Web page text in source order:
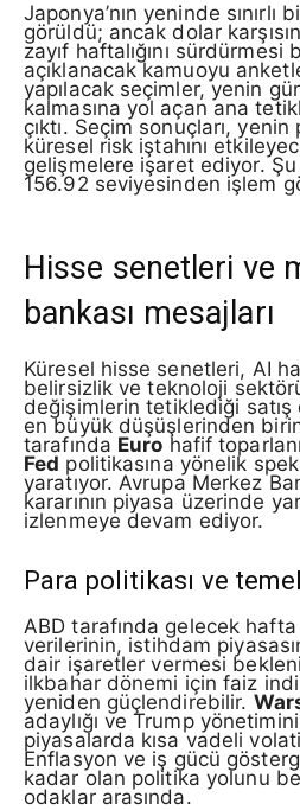
Japonya’nın yeninde sınırlı
görüldü; ancak dolar
zayıf haftalığını sürdürmesi
açıklanacak kamuoyu
yapılacak seçimler, yenin
kalmasına yol açan ana
çıktı. Seçim sonuçları,
küresel risk iştahını
gelişmelere işaret ediyor.
156.92 seviyesinden işlem
Hisse senetleri ve
bankası mesajları
Küresel hisse senetleri, AI
belirsizlik ve teknoloji
değişimlerin tetiklediği satış
en büyük düşüşlerinden
tarafında Euro hafif
Fed politikasına yönelik
yaratıyor. Avrupa Merkez
kararının piyasa üzerinde
izlenmeye devam ediyor.
Para politikası ve
ABD tarafında gelecek
verilerinin, istihdam
dair işaretler vermesi
ilkbahar dönemi için faiz
yeniden güçlendirebilir.
adaylığı ve Trump
piyasalarda kısa vadeli
Enflasyon ve iş gücü
kadar olan politika yolunu
odaklar arasında.